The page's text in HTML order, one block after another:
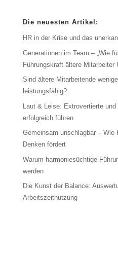
Die neuesten Artikel:
HR in der Krise und das
Generationen im Team – „Wie
Führungskraft ältere Mitarbeiter
Sind ältere Mitarbeitende
leistungsfähig?
Laut & Leise: Extrovertierte
erfolgreich führen
Gemeinsam unschlagbar –
Denken fördert
Warum harmoniesüchtige
werden
Die Kunst der Balance:
Arbeitszeitnutzung